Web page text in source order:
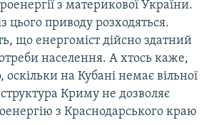
з материкової України.
цього приводу розходяться.
що енергоміст дійсно здатний
населення. А хтось каже,
на Кубані немає вільної
Криму не дозволяє
з Краснодарського краю